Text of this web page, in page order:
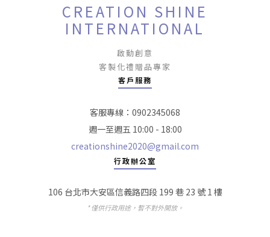
CREATION SHINE
INTERNATIONAL
啟動創意
客製化禮贈品專家
客戶服務
客服專線：0902345068
週一至週五 10:00 - 18:00
creationshine2020@gmail.com
行政辦公室
106 台北市大安區信義路四段 199 巷 23 號 1 樓
* 僅供行政用途，暫不對外開放。